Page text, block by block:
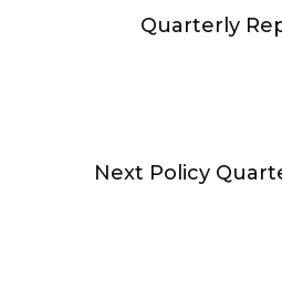
Quarterly
Next Policy